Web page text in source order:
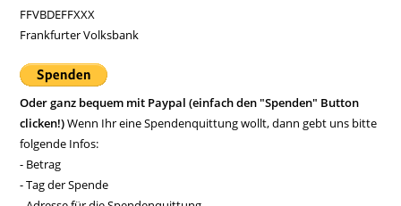
FFVBDEFFXXX
Frankfurter Volksbank
Oder ganz bequem mit Paypal (einfach den "Spenden" Button
clicken!)Wenn Ihr eine Spendenquittung wollt, dann gebt uns bitte
folgende Infos:
- Betrag
- Tag der Spende